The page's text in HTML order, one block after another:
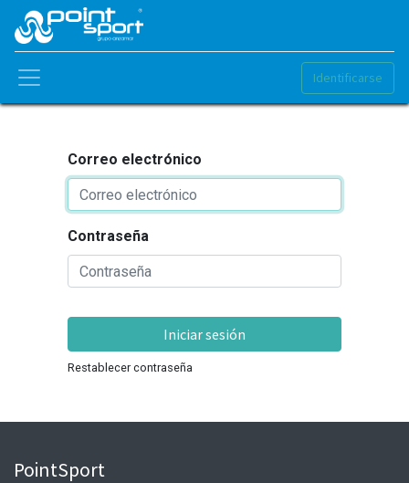
Identificarse
Correo electrónico
Contraseña
Iniciar sesión
Restablecer contraseña
PointSport